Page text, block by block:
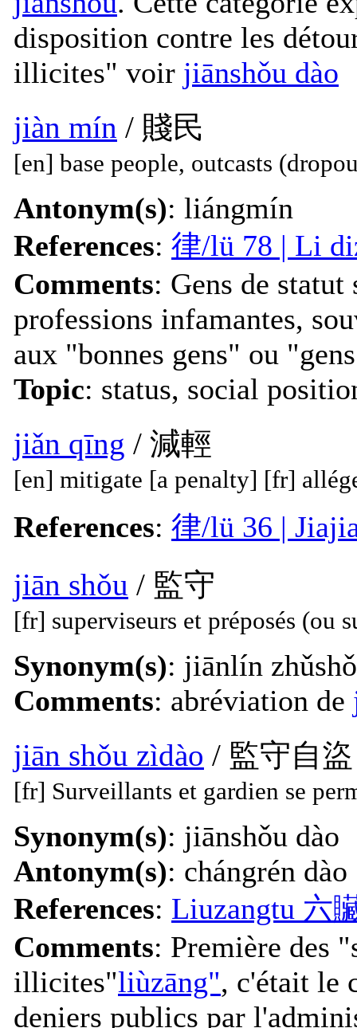
disposition contre les
illicites" voir jiānshǒu dào
jiàn mín / 賤民
[en] base people, outcasts
Antonym(s): liángmín
References: 律/lü 78 | Li
Comments: Gens de
professions infamantes,
aux "bonnes gens" ou
Topic: status, social
jiǎn qīng / 減輕
[en] mitigate [a penalty] [fr]
References: 律/lü 36 |
jiān shǒu / 監守
[fr] superviseurs et préposés (ou
Synonym(s): jiānlín
Comments: abréviation de
jiān shǒu zìdào / 監守自盜
[fr] Surveillants et gardien se
Synonym(s): jiānshǒu dào
Antonym(s): chángrén dào
References: Liuzangtu 六
Comments: Première des
illicites"liùzāng", c'était le
deniers publics par